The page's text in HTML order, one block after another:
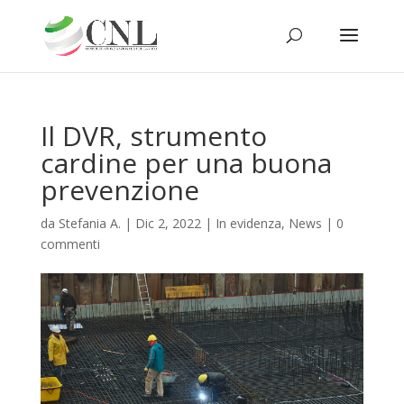
Il DVR, strumento
cardine per una buona
prevenzione
da Stefania A. | Dic 2, 2022| In evidenza, News | 0
commenti